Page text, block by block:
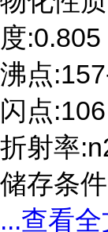
度
沸点
闪点
折射率
储存条
...查看全